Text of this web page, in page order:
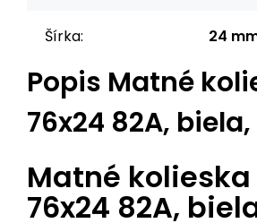
Šírka: 24
Popis Matné
76x24 82A,
Matné kolieska
76x24 82A,